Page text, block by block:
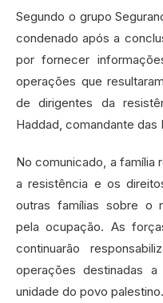
Segundo o grupo
condenado após a
por fornecer
operações que
de dirigentes da
Haddad, comandante das
No comunicado, a família
a resistência e os
outras famílias sobre o
pela ocupação. As
continuarão
operações destinadas
unidade do povo palestino.